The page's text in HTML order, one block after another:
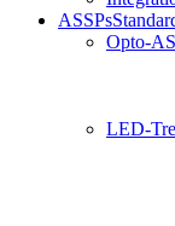
ASSPs
Opto-
LED-